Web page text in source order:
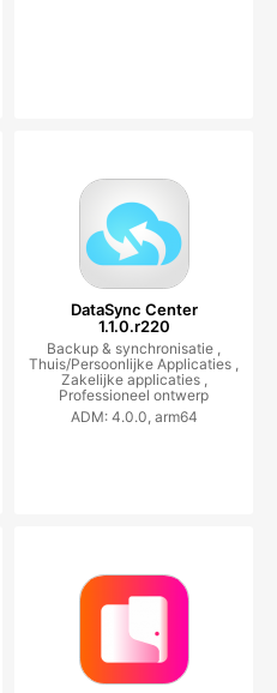
DataSync Center
1.1.0.r220
Backup & synchronisatie ,
Thuis/Persoonlijke Applicaties ,
Zakelijke applicaties ,
Professioneel ontwerp
ADM: 4.0.0, arm64